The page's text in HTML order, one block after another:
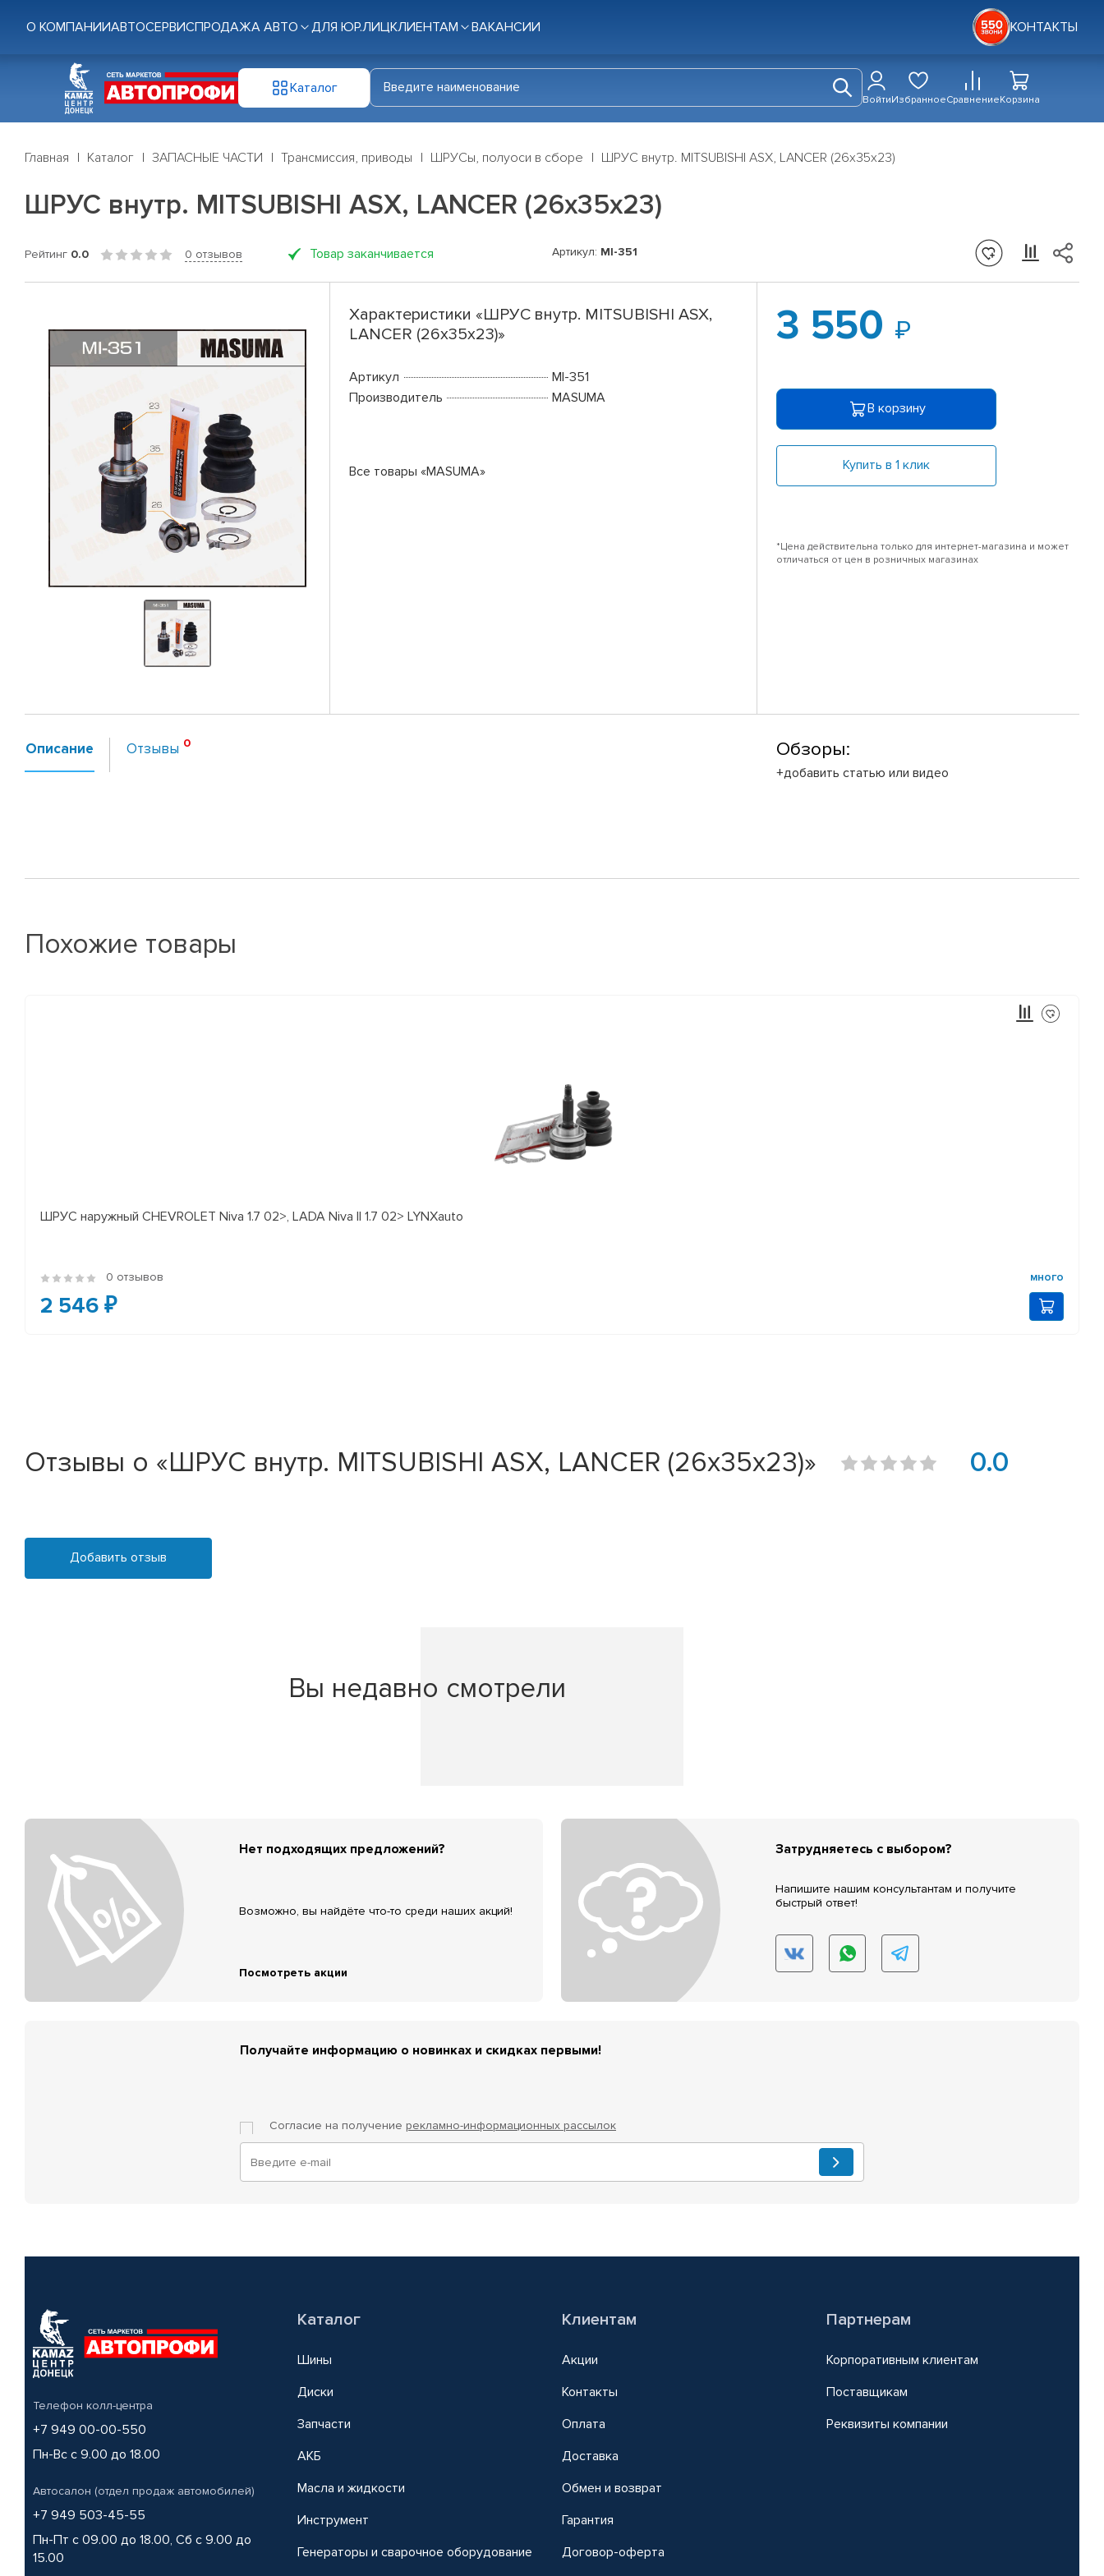
О КОМПАНИИАВТОСЕРВИСПРОДАЖА АВТО ДЛЯ ЮР.ЛИЦКЛИЕНТАМ ВАКАНСИИ КОНТАКТЫ
Каталог
ВойтиИзбранноеСравнениеКорзина
Главная Каталог ЗАПАСНЫЕ ЧАСТИ Трансмиссия, приводы ШРУСы, полуоси в сборе ШРУС внутр. MITSUBISHI ASX, LANCER (26х35х23)
ШРУС внутр. MITSUBISHI ASX, LANCER (26х35х23)
Рейтинг 0.0 0 отзывов Товар заканчивается Артикул: MI-351
Характеристики «ШРУС внутр. MITSUBISHI ASX,
LANCER (26х35х23)»
Артикул
MI-351
Производитель
MASUMA
Все товары «MASUMA»
3 550
В корзину
Купить в 1 клик
*Цена действительна только для интернет-магазина и может
отличаться от цен в розничных магазинах
Описание Отзывы Обзоры:
+добавить статью или видео
Похожие товары
ШРУС наружный CHEVROLET Niva 1.7 02>, LADA Niva II 1.7 02> LYNXauto
0 отзывов много
2 546 ₽
Отзывы о «ШРУС внутр. MITSUBISHI ASX, LANCER (26х35х23)» 0.0
Добавить отзыв
Вы недавно смотрели
Нет подходящих предложений?
Возможно, вы найдёте что-то среди наших акций!
Посмотреть акции
Затрудняетесь с выбором?
Напишите нашим консультантам и получите
быстрый ответ!
Получайте информацию о новинках и скидках первыми!
Согласие на получение рекламно-информационных рассылок
Телефон колл-центра
+7 949 00-00-550
Пн-Вс с 9.00 до 18.00
Автосалон (отдел продаж автомобилей)
+7 949 503-45-55
Пн-Пт с 09.00 до 18.00, Сб с 9.00 до
15.00
Каталог
Шины
Диски
Запчасти
АКБ
Масла и жидкости
Инструмент
Генераторы и сварочное оборудование
Клиентам
Акции
Контакты
Оплата
Доставка
Обмен и возврат
Гарантия
Договор-оферта
Партнерам
Корпоративным клиентам
Поставщикам
Реквизиты компании